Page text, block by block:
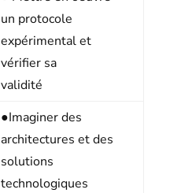
un protocole
expérimental et
vérifier sa
validité
●Imaginer des
architectures et des
solutions
technologiques